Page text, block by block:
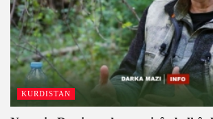
KURDISTAN